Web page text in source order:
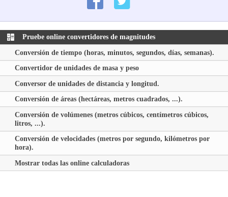
Pruebe online convertidores de magnitudes
Conversión de tiempo (horas, minutos, segundos, días, semanas).
Convertidor de unidades de masa y peso
Conversor de unidades de distancia y longitud.
Conversión de áreas (hectáreas, metros cuadrados, ...).
Conversión de volúmenes (metros cúbicos, centímetros cúbicos,
litros, ...).
Conversión de velocidades (metros por segundo, kilómetros por
hora).
Mostrar todas las online calculadoras